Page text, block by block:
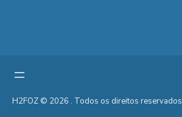
H2FOZ © 2026 . Todos os direitos reservados